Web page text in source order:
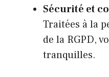
Sécurité et
Traitées à la
de la RGPD,
tranquilles.